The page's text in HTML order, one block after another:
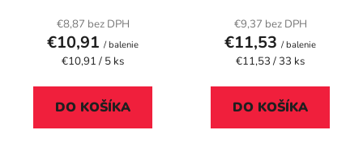
€8,87 bez DPH
€10,91 / balenie
Jednotková
€10,91 / 5 ks
DO KOŠÍKA
€9,37 bez DPH
€11,53 / balenie
Jednotková
€11,53 / 33 ks
DO KOŠÍKA